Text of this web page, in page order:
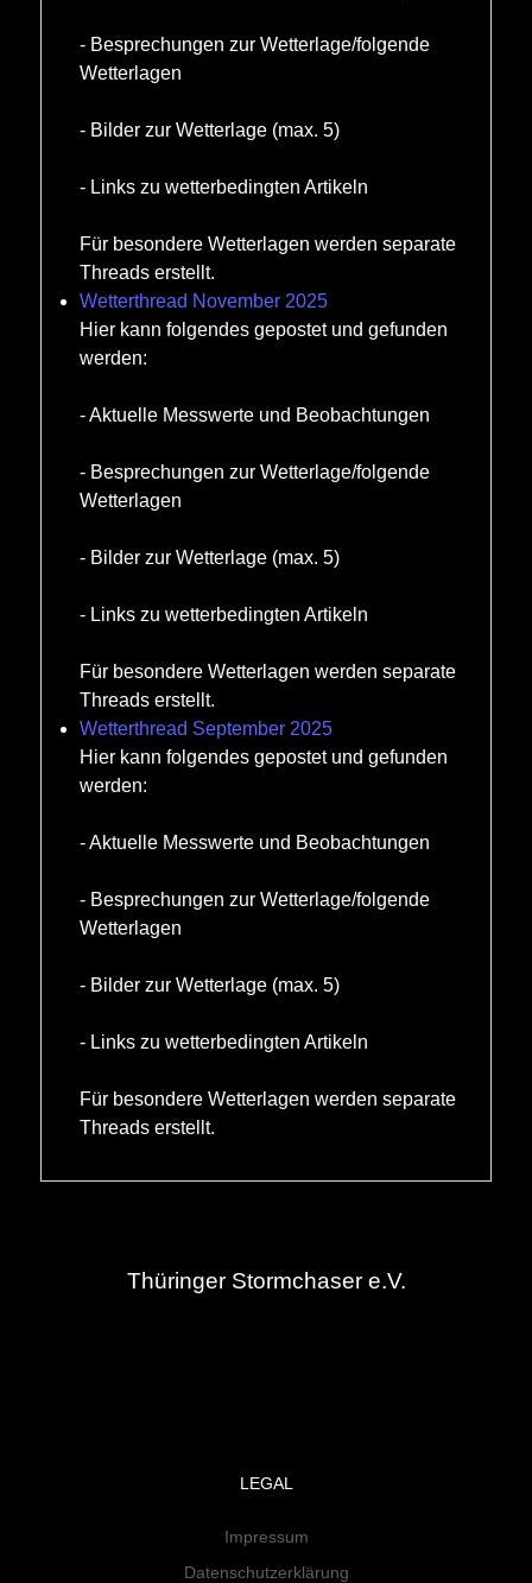
- Besprechungen zur Wetterlage/folgende
Wetterlagen
- Bilder zur Wetterlage (max. 5)
- Links zu wetterbedingten Artikeln
Für besondere Wetterlagen werden separate
Threads erstellt.
Wetterthread November 2025
Hier kann folgendes gepostet und gefunden
werden:
- Aktuelle Messwerte und Beobachtungen
- Besprechungen zur Wetterlage/folgende
Wetterlagen
- Bilder zur Wetterlage (max. 5)
- Links zu wetterbedingten Artikeln
Für besondere Wetterlagen werden separate
Threads erstellt.
Wetterthread September 2025
Hier kann folgendes gepostet und gefunden
werden:
- Aktuelle Messwerte und Beobachtungen
- Besprechungen zur Wetterlage/folgende
Wetterlagen
- Bilder zur Wetterlage (max. 5)
- Links zu wetterbedingten Artikeln
Für besondere Wetterlagen werden separate
Threads erstellt.
Thüringer Stormchaser e.V.
LEGAL
Impressum
Datenschutzerklärung